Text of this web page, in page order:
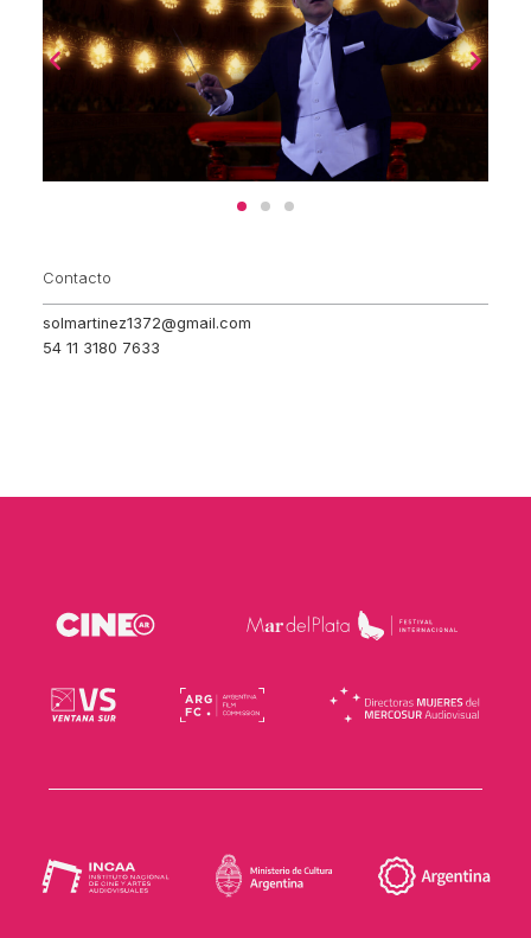
Contacto
solmartinez1372@gmail.com
54 11 3180 7633